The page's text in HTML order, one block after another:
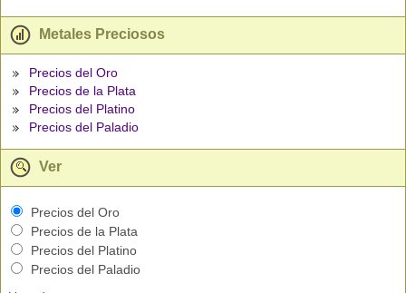
Metales Preciosos
Precios del Oro
Precios de la Plata
Precios del Platino
Precios del Paladio
Ver
Precios del Oro
Precios de la Plata
Precios del Platino
Precios del Paladio